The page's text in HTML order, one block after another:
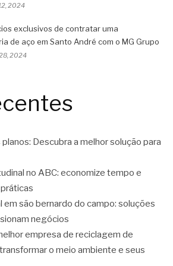
2024
exclusivos de contratar uma
de aço em Santo André com o MG Grupo
2024
Descubra a melhor solução para
no ABC: economize tempo e
em são bernardo do campo: soluções
negócios
empresa de reciclagem de
o meio ambiente e seus